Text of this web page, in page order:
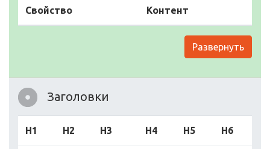
Свойство Контент
Развернуть
Заголовки
H1 H2 H3 H4 H5 H6